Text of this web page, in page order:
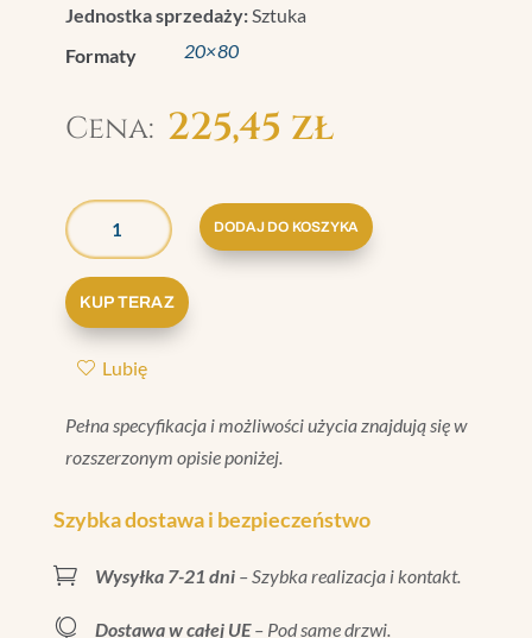
Jednostka sprzedaży:Sztuka
Formaty
20×80
225,45 zł
GRAZIA
EPOQUE
MEDICI
BIANCO
20X80
DODAJ DO KOSZYKA
KUP TERAZ
Lubię
Pełna specyfikacja i możliwości użycia znajdują się w
rozszerzonym opisie poniżej.
Szybka dostawa i bezpieczeństwo
 Wysyłka 7-21 dni– Szybka realizacja i kontakt.
 Dostawa w całej UE– Pod same drzwi.